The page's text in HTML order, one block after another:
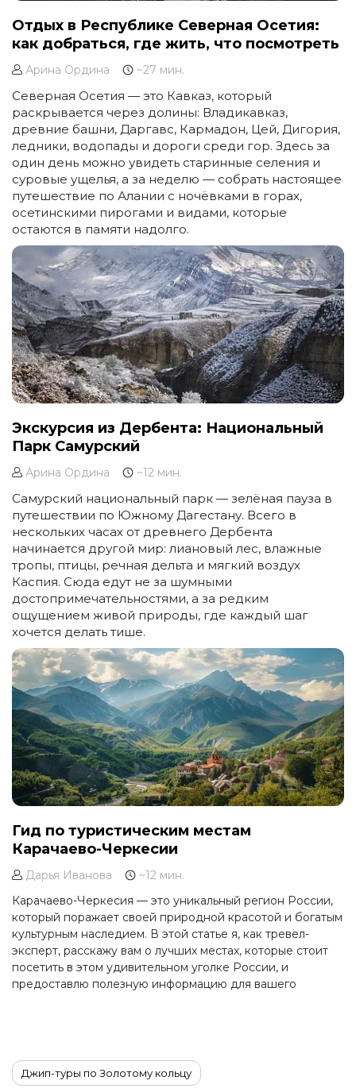
Отдых в Республике Северная Осетия:
как добраться, где жить, что посмотреть
Арина Ордина ~27 мин.
Северная Осетия — это Кавказ, который
раскрывается через долины: Владикавказ,
древние башни, Даргавс, Кармадон, Цей, Дигория,
ледники, водопады и дороги среди гор. Здесь за
один день можно увидеть старинные селения и
суровые ущелья, а за неделю — собрать настоящее
путешествие по Алании с ночёвками в горах,
осетинскими пирогами и видами, которые
остаются в памяти надолго.
Экскурсия из Дербента: Национальный
Парк Самурский
Арина Ордина ~12 мин.
Самурский национальный парк — зелёная пауза в
путешествии по Южному Дагестану. Всего в
нескольких часах от древнего Дербента
начинается другой мир: лиановый лес, влажные
тропы, птицы, речная дельта и мягкий воздух
Каспия. Сюда едут не за шумными
достопримечательностями, а за редким
ощущением живой природы, где каждый шаг
хочется делать тише.
Гид по туристическим местам
Карачаево-Черкесии
Дарья Иванова
~12 мин.
Карачаево-Черкесия — это уникальный регион России,
который поражает своей природной красотой и богатым
культурным наследием. В этой статье я, как тревел-
эксперт, расскажу вам о лучших местах, которые стоит
посетить в этом удивительном уголке России, и
предоставлю полезную информацию для вашего
Джип-туры по Золотому кольцу